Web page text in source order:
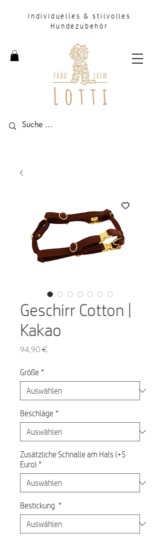
Individuelles & stilvolles
Hundezubehör
Geschirr Cotton |
Kakao
94,90 €
Größe *
Beschläge *
Zusätzliche Schnalle am Hals (+5
Euro) *
Bestickung *